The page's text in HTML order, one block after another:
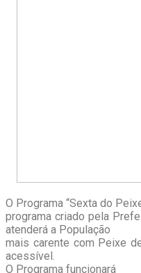
O Programa “Sexta do
programa criado pela
atenderá a População
mais carente com Peixe
acessível.
O Programa funcionará